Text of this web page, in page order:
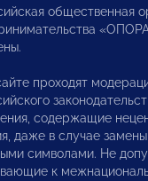
общественная
проходят
содержащие
даже в случае замены
символами. Не
к